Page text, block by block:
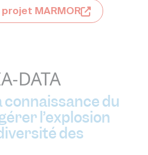
MARMOR
DATA
connaissance du
l’explosion
des